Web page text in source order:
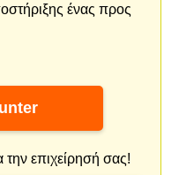
ένας προς
την επιχείρησή σας!